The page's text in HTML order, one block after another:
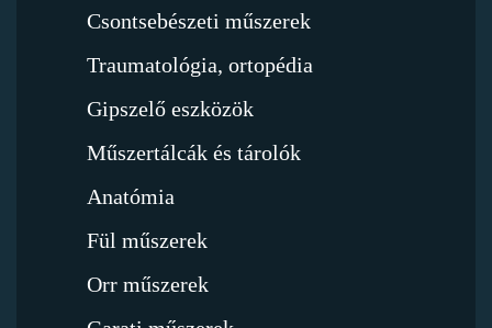
Csontsebészeti műszerek
Traumatológia, ortopédia
Gipszelő eszközök
Műszertálcák és tárolók
Anatómia
Fül műszerek
Orr műszerek